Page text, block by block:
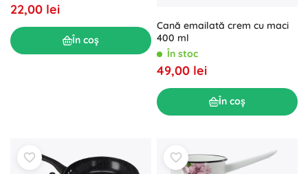
22,00 lei
În coș
Cană emailată crem cu maci
400 ml
În stoc
49,00 lei
În coș